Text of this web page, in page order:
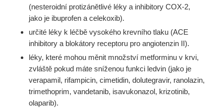
(nesteroidní protizánětlivé léky a inhibitory COX-2,
jako je ibuprofen a celekoxib).
určité léky k léčbě vysokého krevního tlaku (ACE
inhibitory a blokátory receptoru pro angiotenzin II).
léky, které mohou měnit množství metforminu v krvi,
zvláště pokud máte sníženou funkci ledvin (jako je
verapamil, rifampicin, cimetidin, dolutegravir, ranolazin,
trimethoprim, vandetanib, isavukonazol, krizotinib,
olaparib).